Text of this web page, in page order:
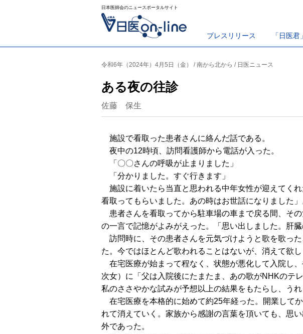
日本医師会のニュースポータルサイト
プレスリリース 「日医君
令和6年（2024年）4月5日（金） / 南から北から / 日医ニュース
ある夜の往診
佐藤 保生
施設で看取った患者さんに絡んだ話である。
夜中の12時頃、訪問看護師から電話が入った。
「〇〇さんの呼吸が止まりました」
「分かりました。すぐ行きます」
施設に着いたら当直と思われる中年女性が迎えてく
看取ってもらいました。あの時はお世話になりました
患者さんを看取ってから駐車場の車まで戻る間、そ
の一言で記憶がよみがえった。「思い出しました。肝臓
訪問時に、その患者さんを元気づけようと歌を歌っ
た。今ではほとんど歌われることはないが、消えて欲し
在宅医療が始まって程なく、状態が悪化して入院し
次女）に「父は入院後にたまたま、あの歌がNHKのテ
私のささやかな試みが予想以上の結果をもたらし、うれ
在宅医療を本格的に始めて約25年経った。開業して
れて消えていく。家族から感謝の言葉を頂いても、思
外であった。